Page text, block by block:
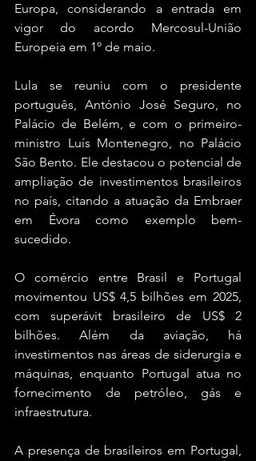
Europa, considerando a entrada em
vigor do acordo Mercosul-União
Europeia em 1º de maio.
Lula se reuniu com o presidente
português, António José Seguro, no
Palácio de Belém, e com o primeiro-
ministro Luís Montenegro, no Palácio
São Bento. Ele destacou o potencial de
ampliação de investimentos brasileiros
no país, citando a atuação da Embraer
em Évora como exemplo bem-
sucedido.
O comércio entre Brasil e Portugal
movimentou US$ 4,5 bilhões em 2025,
com superávit brasileiro de US$ 2
bilhões. Além da aviação, há
investimentos nas áreas de siderurgia e
máquinas, enquanto Portugal atua no
fornecimento de petróleo, gás e
infraestrutura.
A presença de brasileiros em Portugal,